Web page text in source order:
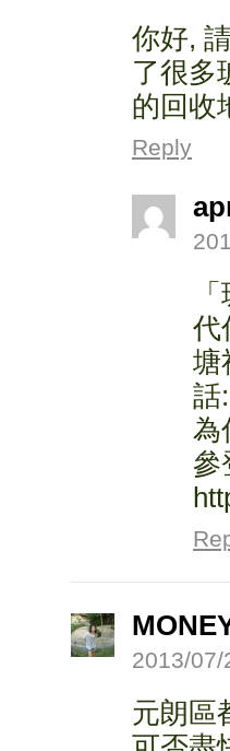
你好,
了很多
的回收
Reply
代
塘
話
為
參
2013/07/
元朗區